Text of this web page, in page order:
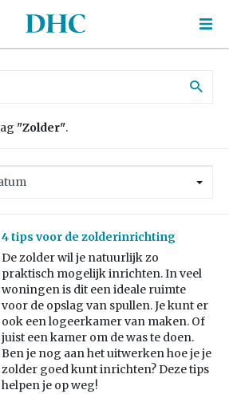
"Zolder".
4 tips voor de zolderinrichting
De zolder wil je natuurlijk zo
praktisch mogelijk inrichten. In veel
woningen is dit een ideale ruimte
voor de opslag van spullen. Je kunt er
ook een logeerkamer van maken. Of
juist een kamer om de was te doen.
Ben je nog aan het uitwerken hoe je je
zolder goed kunt inrichten? Deze tips
helpen je op weg!